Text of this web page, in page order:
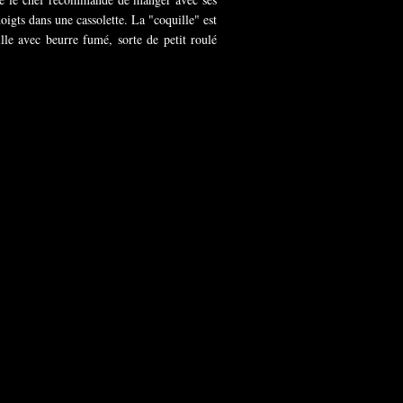
dans une cassolette. La "coquille" est
avec beurre fumé, sorte de petit roulé